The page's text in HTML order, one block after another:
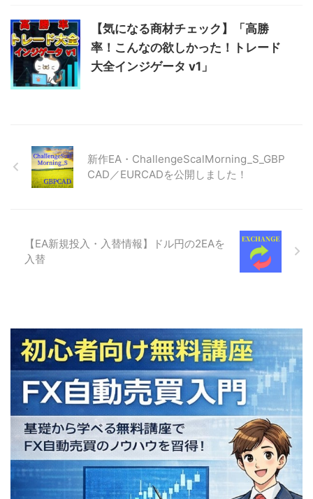
【気になる商材チェック】「高勝
率！こんなの欲しかった！トレード
大全インジゲータ v1」
新作EA・ChallengeScalMorning_S_GBP
CAD／EURCADを公開しました！
【EA新規投入・入替情報】ドル円の2EAを
入替